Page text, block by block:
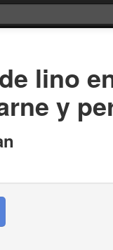
lino
y